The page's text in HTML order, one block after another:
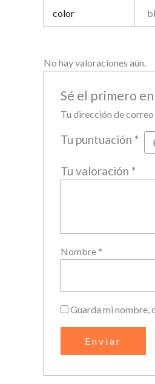
color
No hay valoraciones aún.
Sé el primero
Tu dirección de
Tu puntuación *
Tu valoración *
Nombre *
Guarda mi nombre,